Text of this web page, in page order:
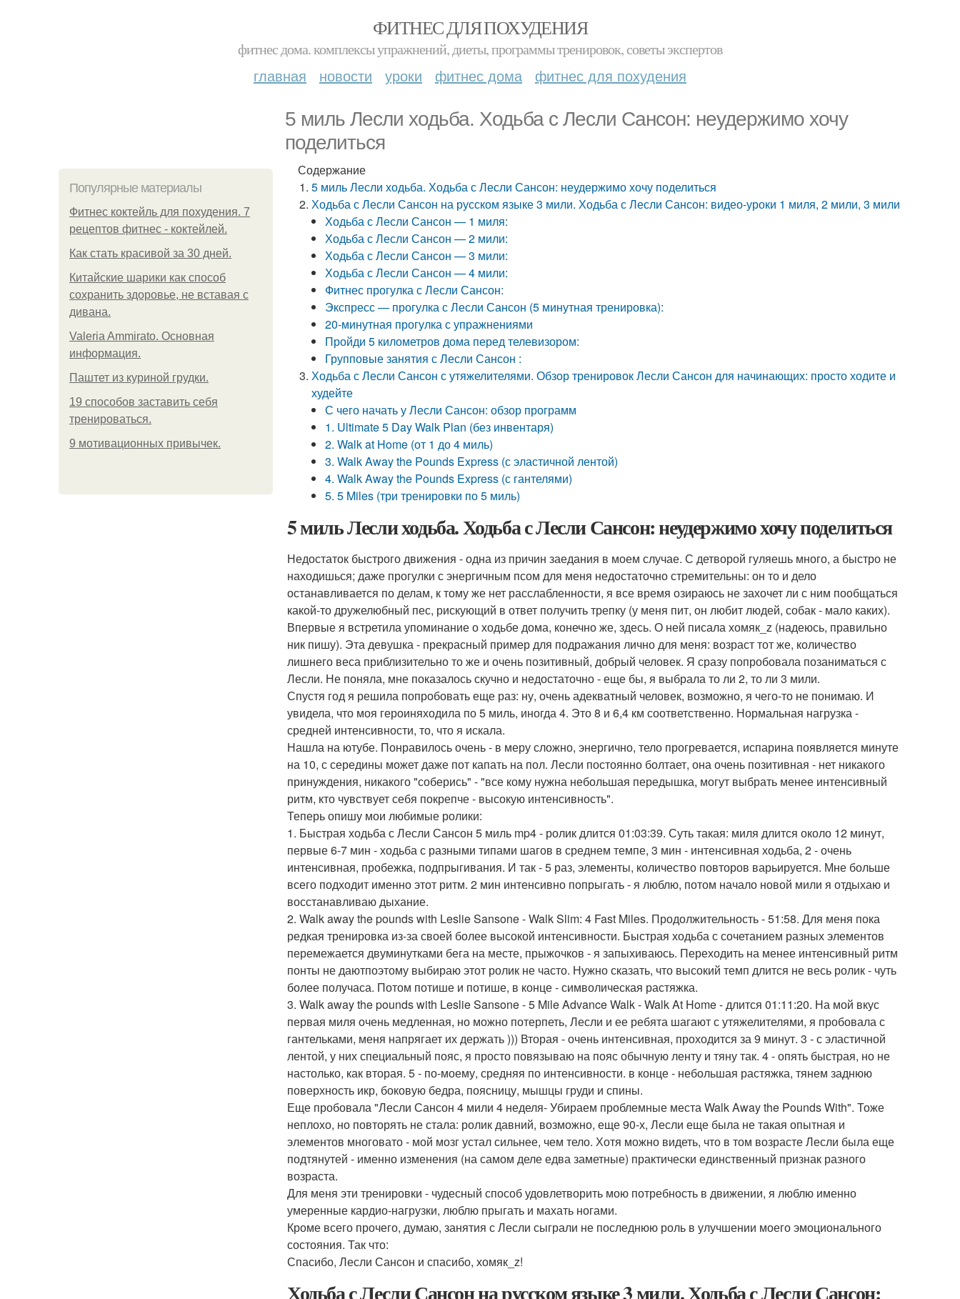
ФИТНЕС ДЛЯ ПОХУДЕНИЯ
фитнес дома. комплексы упражнений, диеты, программы тренировок, советы экспертов
главная новости уроки фитнес дома фитнес для похудения
5 миль Лесли ходьба. Ходьба с Лесли Сансон: неудержимо хочу
поделиться
Популярные материалы
Фитнес коктейль для похудения. 7
рецептов фитнес - коктейлей.
Как стать красивой за 30 дней.
Китайские шарики как способ
сохранить здоровье, не вставая с
дивана.
Valeria Ammirato. Основная
информация.
Паштет из куриной грудки.
19 способов заставить себя
тренироваться.
9 мотивационных привычек.
Содержание
5 миль Лесли ходьба. Ходьба с Лесли Сансон: неудержимо хочу поделиться
Ходьба с Лесли Сансон на русском языке 3 мили. Ходьба с Лесли Сансон: видео-уроки 1 миля, 2 мили, 3 мили
Ходьба с Лесли Сансон — 1 миля:
Ходьба с Лесли Сансон — 2 мили:
Ходьба с Лесли Сансон — 3 мили:
Ходьба с Лесли Сансон — 4 мили:
Фитнес прогулка с Лесли Сансон:
Экспресс — прогулка с Лесли Сансон (5 минутная тренировка):
20-минутная прогулка с упражнениями
Пройди 5 километров дома перед телевизором:
Групповые занятия с Лесли Сансон :
Ходьба с Лесли Сансон с утяжелителями. Обзор тренировок Лесли Сансон для начинающих: просто ходите и
худейте
С чего начать у Лесли Сансон: обзор программ
1. Ultimate 5 Day Walk Plan (без инвентаря)
2. Walk at Home (от 1 до 4 миль)
3. Walk Away the Pounds Express (с эластичной лентой)
4. Walk Away the Pounds Express (с гантелями)
5. 5 Miles (три тренировки по 5 миль)
5 миль Лесли ходьба. Ходьба с Лесли Сансон: неудержимо хочу поделиться
Недостаток быстрого движения - одна из причин заедания в моем случае. С детворой гуляешь много, а быстро не
находишься; даже прогулки с энергичным псом для меня недостаточно стремительны: он то и дело
останавливается по делам, к тому же нет расслабленности, я все время озираюсь не захочет ли с ним пообщаться
какой-то дружелюбный пес, рискующий в ответ получить трепку (у меня пит, он любит людей, собак - мало каких).
Впервые я встретила упоминание о ходьбе дома, конечно же, здесь. О ней писала хомяк_z (надеюсь, правильно
ник пишу). Эта девушка - прекрасный пример для подражания лично для меня: возраст тот же, количество
лишнего веса приблизительно то же и очень позитивный, добрый человек. Я сразу попробовала позаниматься с
Лесли. Не поняла, мне показалось скучно и недостаточно - еще бы, я выбрала то ли 2, то ли 3 мили.
Спустя год я решила попробовать еще раз: ну, очень адекватный человек, возможно, я чего-то не понимаю. И
увидела, что моя героиняходила по 5 миль, иногда 4. Это 8 и 6,4 км соответственно. Нормальная нагрузка -
средней интенсивности, то, что я искала.
Нашла на ютубе. Понравилось очень - в меру сложно, энергично, тело прогревается, испарина появляется минуте
на 10, с середины может даже пот капать на пол. Лесли постоянно болтает, она очень позитивная - нет никакого
принуждения, никакого "соберись" - "все кому нужна небольшая передышка, могут выбрать менее интенсивный
ритм, кто чувствует себя покрепче - высокую интенсивность".
Теперь опишу мои любимые ролики:
1. Быстрая ходьба с Лесли Сансон 5 миль mp4 - ролик длится 01:03:39. Суть такая: миля длится около 12 минут,
первые 6-7 мин - ходьба с разными типами шагов в среднем темпе, 3 мин - интенсивная ходьба, 2 - очень
интенсивная, пробежка, подпрыгивания. И так - 5 раз, элементы, количество повторов варьируется. Мне больше
всего подходит именно этот ритм. 2 мин интенсивно попрыгать - я люблю, потом начало новой мили я отдыхаю и
восстанавливаю дыхание.
2. Walk away the pounds with Leslie Sansone - Walk Slim: 4 Fast Miles. Продолжительность - 51:58. Для меня пока
редкая тренировка из-за своей более высокой интенсивности. Быстрая ходьба с сочетанием разных элементов
перемежается двуминутками бега на месте, прыжочков - я запыхиваюсь. Переходить на менее интенсивный ритм
понты не даютпоэтому выбираю этот ролик не часто. Нужно сказать, что высокий темп длится не весь ролик - чуть
более получаса. Потом потише и потише, в конце - символическая растяжка.
3. Walk away the pounds with Leslie Sansone - 5 Mile Advance Walk - Walk At Home - длится 01:11:20. На мой вкус
первая миля очень медленная, но можно потерпеть, Лесли и ее ребята шагают с утяжелителями, я пробовала с
гантельками, меня напрягает их держать ))) Вторая - очень интенсивная, проходится за 9 минут. 3 - с эластичной
лентой, у них специальный пояс, я просто повязываю на пояс обычную ленту и тяну так. 4 - опять быстрая, но не
настолько, как вторая. 5 - по-моему, средняя по интенсивности. в конце - небольшая растяжка, тянем заднюю
поверхность икр, боковую бедра, поясницу, мышцы груди и спины.
Еще пробовала "Лесли Сансон 4 мили 4 неделя- Убираем проблемные места Walk Away the Pounds With". Тоже
неплохо, но повторять не стала: ролик давний, возможно, еще 90-х, Лесли еще была не такая опытная и
элементов многовато - мой мозг устал сильнее, чем тело. Хотя можно видеть, что в том возрасте Лесли была еще
подтянутей - именно изменения (на самом деле едва заметные) практически единственный признак разного
возраста.
Для меня эти тренировки - чудесный способ удовлетворить мою потребность в движении, я люблю именно
умеренные кардио-нагрузки, люблю прыгать и махать ногами.
Кроме всего прочего, думаю, занятия с Лесли сыграли не последнюю роль в улучшении моего эмоционального
состояния. Так что:
Спасибо, Лесли Сансон и спасибо, хомяк_z!
Ходьба с Лесли Сансон на русском языке 3 мили. Ходьба с Лесли Сансон: